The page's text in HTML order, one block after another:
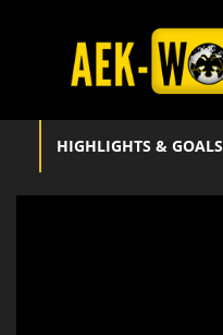
world.gr
HIGHLIGHTS & GOALS